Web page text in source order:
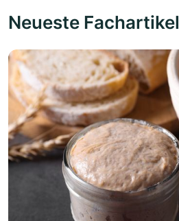
Neueste Fachartikel